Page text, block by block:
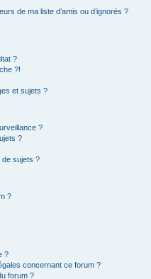
de ma liste d’amis ou d’ignorés ?
?
?!
et sujets ?
?
?
de sujets ?
?
?
concernant ce forum ?
forum ?